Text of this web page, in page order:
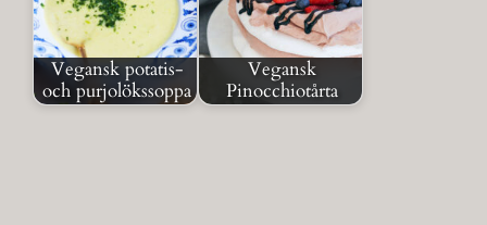
Vegansk potatis-
och purjolökssoppa
Vegansk
Pinocchiotårta